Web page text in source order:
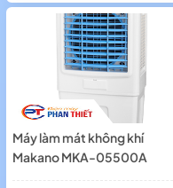
Máy làm mát không khí
Makano MKA-05500A